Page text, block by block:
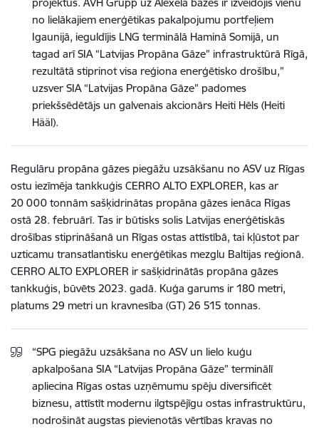
no lielākajiem enerģētikas pakalpojumu portfeļiem
Igaunijā, ieguldījis LNG terminālā Haminā Somijā, un
tagad arī SIA “Latvijas Propāna Gāze” infrastruktūrā Rīgā,
rezultātā stiprinot visa reģiona enerģētisko drošību,”
uzsver SIA “Latvijas Propāna Gāze” padomes
priekšsēdētājs un galvenais akcionārs Heiti Hēls (Heiti
Hääl).
Regulāru propāna gāzes piegāžu uzsākšanu no ASV uz Rīgas
ostu iezīmēja tankkuģis CERRO ALTO EXPLORER, kas ar
20 000 tonnām sašķidrinātas propāna gāzes ienāca Rīgas
ostā 28. februārī. Tas ir būtisks solis Latvijas enerģētiskās
drošības stiprināšanā un Rīgas ostas attīstībā, tai kļūstot par
uzticamu transatlantisku enerģētikas mezglu Baltijas reģionā.
CERRO ALTO EXPLORER ir sašķidrinātās propāna gāzes
tankkuģis, būvēts 2023. gadā. Kuģa garums ir 180 metri,
platums 29 metri un kravnesība (GT) 26 515 tonnas.
“SPG piegāžu uzsākšana no ASV un lielo kuģu
apkalpošana SIA “Latvijas Propāna Gāze” terminālī
apliecina Rīgas ostas uzņēmumu spēju diversificēt
biznesu, attīstīt modernu ilgtspējīgu ostas infrastruktūru,
nodrošināt augstas pievienotās vērtības kravas no